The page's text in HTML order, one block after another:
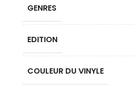
GENRES
EDITION
COULEUR DU VINYLE